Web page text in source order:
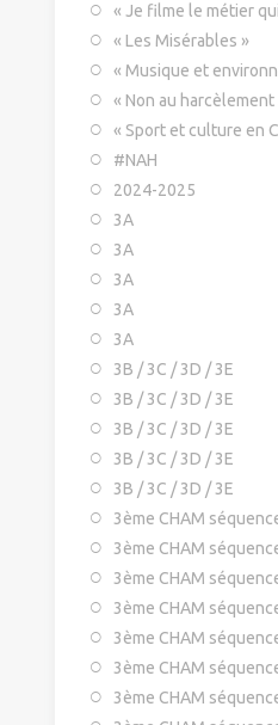
« Je filme le métier
« Les Misérables »
« Musique et
« Non au harcèlement
« Sport et culture en
#NAH
2024-2025
3A
3A
3A
3A
3A
3B / 3C / 3D / 3E
3B / 3C / 3D / 3E
3B / 3C / 3D / 3E
3B / 3C / 3D / 3E
3B / 3C / 3D / 3E
3ème CHAM
3ème CHAM
3ème CHAM
3ème CHAM
3ème CHAM
3ème CHAM
3ème CHAM